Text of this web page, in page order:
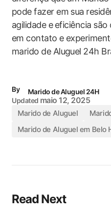
pode fazer em sua
agilidade e ⁣eficiência
em contato e
marido de Aluguel 24h
By
Marido de Aluguel 24H
Updated maio 12, 2025
Marido de Aluguel
Marido de Aluguel em Belo
Read Next